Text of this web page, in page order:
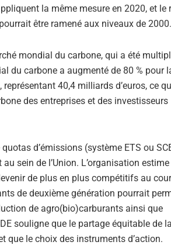
la même mesure en 2020, et le
être ramené aux niveaux de 2000.
mondial du carbone, qui a été
du carbone a augmenté de 80 % pour
40,4 milliards d’euros, ce
des entreprises et des investisseurs
d’émissions (système ETS ou
sein de l’Union. L’organisation
de plus en plus compétitifs au
de deuxième génération pourrait
de agro(bio)carburants ainsi que
souligne que le partage équitable de
le choix des instruments d’action.